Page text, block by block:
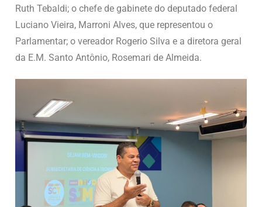
Ruth Tebaldi; o chefe de gabinete do deputado federal
Luciano Vieira, Marroni Alves, que representou o
Parlamentar; o vereador Rogerio Silva e a diretora geral
da E.M. Santo Antônio, Rosemari de Almeida.